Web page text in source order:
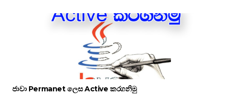
ජාවා Permanet ලෙස Active කරගනිමු